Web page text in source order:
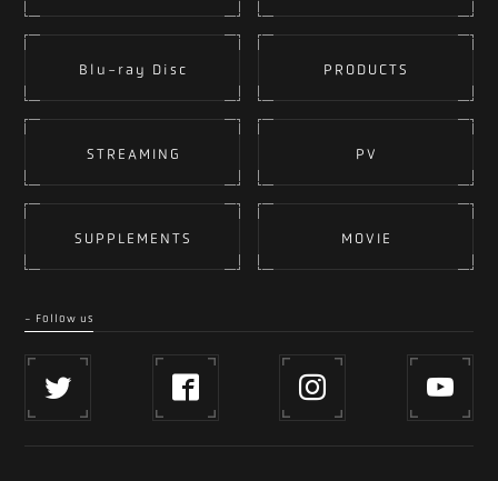
Blu-ray Disc PRODUCTS
STREAMING PV
SUPPLEMENTS MOVIE
- Follow us